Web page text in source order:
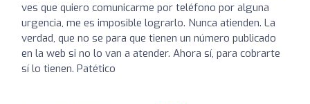
ves que quiero comunicarme por teléfono por alguna
urgencia, me es imposible lograrlo. Nunca atienden. La
verdad, que no se para que tienen un número publicado
en la web si no lo van a atender. Ahora sí, para cobrarte
sí lo tienen. Patético